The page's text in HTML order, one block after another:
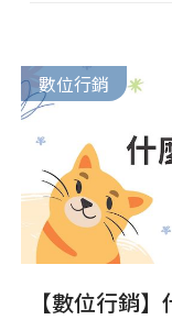
數位行銷
【數位行銷